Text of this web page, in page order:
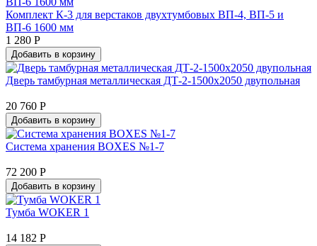
Комплект К-3 для верстаков двухтумбовых ВП-4, ВП-5 и
ВП-6 1600 мм
1 280 Р
Добавить в корзину
Дверь тамбурная металлическая ДТ-2-1500х2050 двупольная
20 760 Р
Добавить в корзину
Система хранения BOXES №1-7
72 200 Р
Добавить в корзину
Тумба WOKER 1
14 182 Р